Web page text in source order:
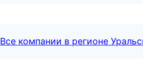
Все компании в регионе